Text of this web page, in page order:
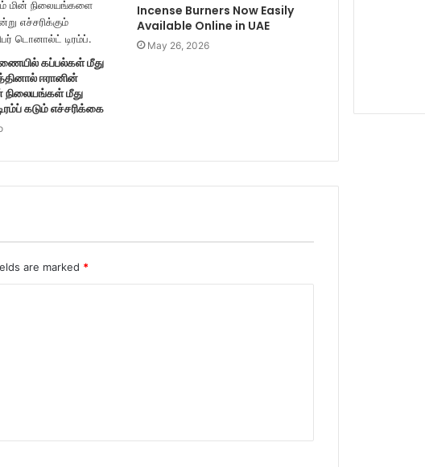
கப்பல்கள் மீது
ஈரானின்
நிலையங்கள் மீது
கடும் எச்சரிக்கை
Incense Burners Now Easily
Available Online in UAE
May 26, 2026
are marked *